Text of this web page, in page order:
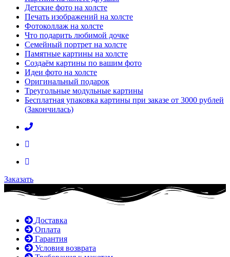
Детские фото на холсте
Печать изображений на холсте
Фотоколлаж на холсте
Что подарить любимой дочке
Семейный портрет на холсте
Памятные картины на холсте
Создаём картины по вашим фото
Идеи фото на холсте
Оригинальный подарок
Треугольные модульные картины
Бесплатная упаковка картины при заказе от 3000 рублей
(Закончилась)
Заказать
Доставка
Оплата
Гарантия
Условия возврата